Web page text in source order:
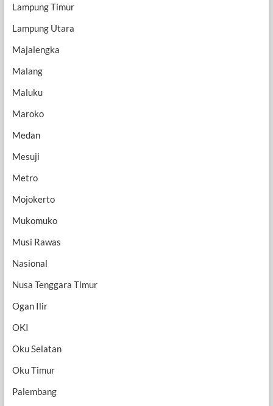
Lampung Timur
Lampung Utara
Majalengka
Malang
Maluku
Maroko
Medan
Mesuji
Metro
Mojokerto
Mukomuko
Musi Rawas
Nasional
Nusa Tenggara Timur
Ogan Ilir
OKI
Oku Selatan
Oku Timur
Palembang